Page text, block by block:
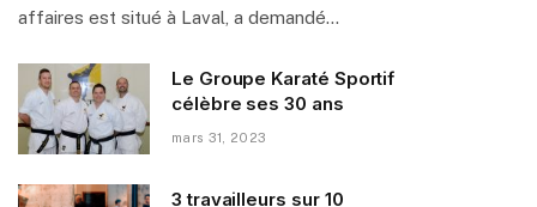
affaires est situé à Laval, a demandé…
Le Groupe Karaté Sportif
célèbre ses 30 ans
mars 31, 2023
3 travailleurs sur 10